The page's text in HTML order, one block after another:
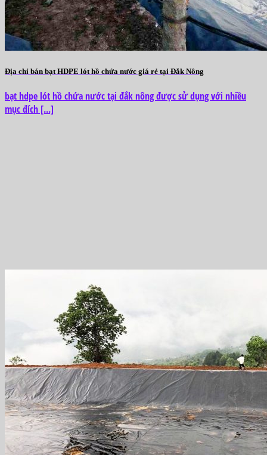
Địa chỉ bán bạt HDPE lót hồ chứa nước giá rẻ tại Đắk Nông
bạt hdpe lót hồ chứa nước tại đắk nông được sử dụng với nhiều
mục đích [...]